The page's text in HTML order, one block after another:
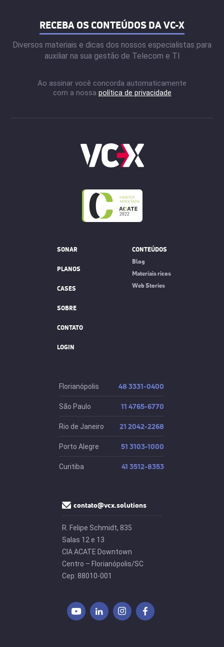
RECEBA OS CONTEÚDOS DA VC-X
Diversos materiais e dicas dos nossos especialistas para
auxiliar na sua gestão de Telecom e TI
Ao assinar você concorda automaticamente
com a nossa política de privacidade
SONAR
PLANOS
CASES
SOBRE
CONTATO
LOGIN
CONTEÚDOS
Blog
Materiais ricos
Web Stories
Florianópolis 48 3331-0400
São Paulo 11 4765-6770
Rio de Janeiro 21 2042-2268
Porto Alegre 51 3103-1000
Curitiba 41 3512-8353
contato@vcx.solutions
R. Felipe Schmidt, 835
Salas 12 e 13
CIA ACATE Downtown
Centro – Florianópolis/SC
Cep: 88010-001